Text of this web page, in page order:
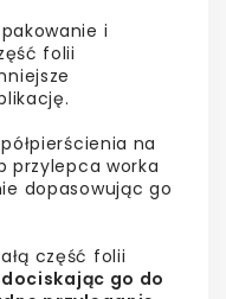
i
folii
na
przylepca worka
dopasowując go
część folii
dociskając go do